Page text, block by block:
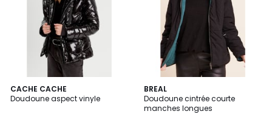
CACHE CACHE
Doudoune aspect vinyle
5
/
BREAL
Doudoune cintrée courte
manches longues